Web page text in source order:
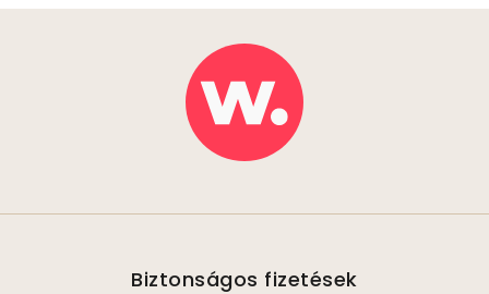
Biztonságos fizetések